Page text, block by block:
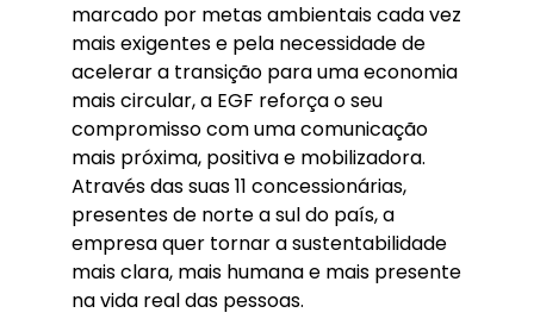
marcado por metas ambientais cada vez
mais exigentes e pela necessidade de
acelerar a transição para uma economia
mais circular, a EGF reforça o seu
compromisso com uma comunicação
mais próxima, positiva e mobilizadora.
Através das suas 11 concessionárias,
presentes de norte a sul do país, a
empresa quer tornar a sustentabilidade
mais clara, mais humana e mais presente
na vida real das pessoas.